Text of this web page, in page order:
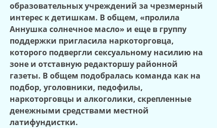
образовательных учреждений за чрезмерный
интерес к детишкам. В общем, «пролила
Аннушка солнечное масло» и еще в группу
поддержки пригласила наркоторговца,
которого подвергли сексуальному насилию на
зоне и отставную редакторшу районной
газеты. В общем подобралась команда как на
подбор, уголовники, педофилы,
наркоторговцы и алкоголики, скрепленные
денежными средствами местной
латифундистки.